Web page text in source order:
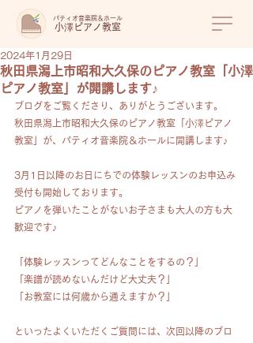
パティオ音楽院＆ホール
​小澤ピアノ教室
秋田県潟上市昭和大久保のピアノ教室「小澤
ピアノ教室」が開講します♪
2024年1月29日
ブログをご覧くださり、ありがとうございます。
秋田県潟上市昭和大久保のピアノ教室「小澤ピアノ
教室」が、パティオ音楽院＆ホールに開講します♪
3月1日以降のお日にちでの体験レッスンのお申込み
受付も開始しております。
ピアノを弾いたことがないお子さまも大人の方も大
歓迎です♪
「体験レッスンってどんなことをするの？」
「楽譜が読めないんだけど大丈夫？」
「お教室には何歳から通えますか？」
といったよくいただくご質問には、次回以降のブロ